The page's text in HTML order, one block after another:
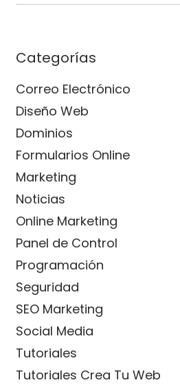
Categorías
Correo Electrónico
Diseño Web
Dominios
Formularios Online
Marketing
Noticias
Online Marketing
Panel de Control
Programación
Seguridad
SEO Marketing
Social Media
Tutoriales
Tutoriales Crea Tu Web